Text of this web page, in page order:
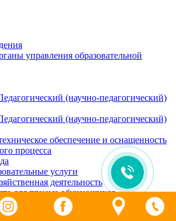
управления образовательной
(научно-педагогический)
(научно-педагогический)
обеспечение и оснащенность
процесса
услуги
деятельность
для приема обучающихся